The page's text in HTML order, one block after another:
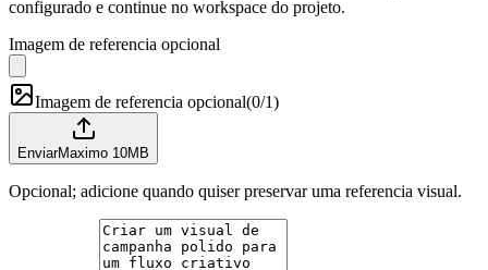
configurado e continue no workspace do projeto.
Imagem de referencia opcional
Imagem de referencia opcional(0/1)
EnviarMaximo 10MB
Opcional; adicione quando quiser preservar uma referencia visual.